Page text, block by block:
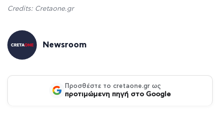
Credits: Cretaone.gr
Newsroom
Προσθέστε το cretaone.gr ως
προτιμώμενη πηγή στο Google